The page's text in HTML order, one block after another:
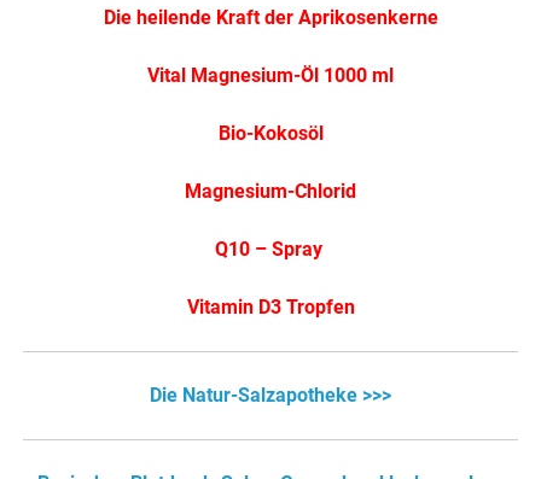
Die heilende Kraft der Aprikosenkerne
Vital Magnesium-Öl 1000 ml
Bio-Kokosöl
Magnesium-Chlorid
Q10 – Spray
Vitamin D3 Tropfen
Die Natur-Salzapotheke >>>